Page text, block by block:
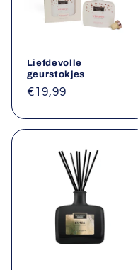
Liefdevolle
geurstokjes
Normale
€19,99